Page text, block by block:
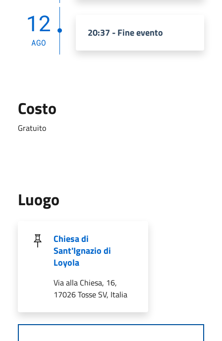
12
AGO
20:37 - Fine evento
Costo
Gratuito
Luogo
Chiesa di
Sant'Ignazio di
Loyola
Via alla Chiesa, 16,
17026 Tosse SV, Italia